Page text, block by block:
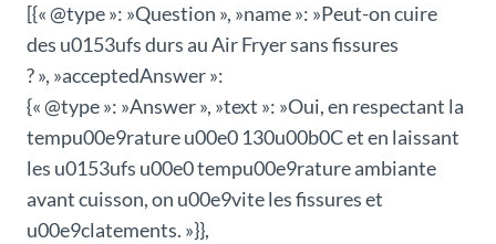
[{« @type »: »Question », »name »: »Peut-on cuire
des u0153ufs durs au Air Fryer sans fissures
? », »acceptedAnswer »:
{« @type »: »Answer », »text »: »Oui, en respectant la
tempu00e9rature u00e0 130u00b0C et en laissant
les u0153ufs u00e0 tempu00e9rature ambiante
avant cuisson, on u00e9vite les fissures et
u00e9clatements. »}},